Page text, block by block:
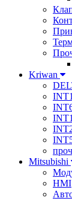
Kriwan
Mitsubishi
HMI